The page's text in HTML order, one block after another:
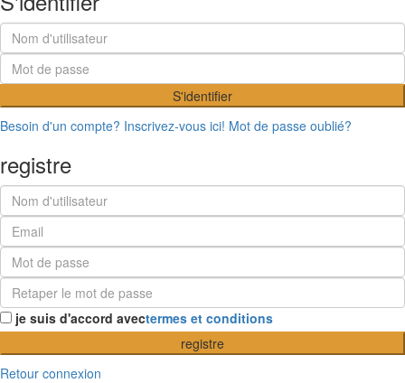
S'identifier
Besoin d'un compte? Inscrivez-vous ici! Mot de passe oublié?
registre
je suis d'accord avectermes et conditions
registre
Retour connexion